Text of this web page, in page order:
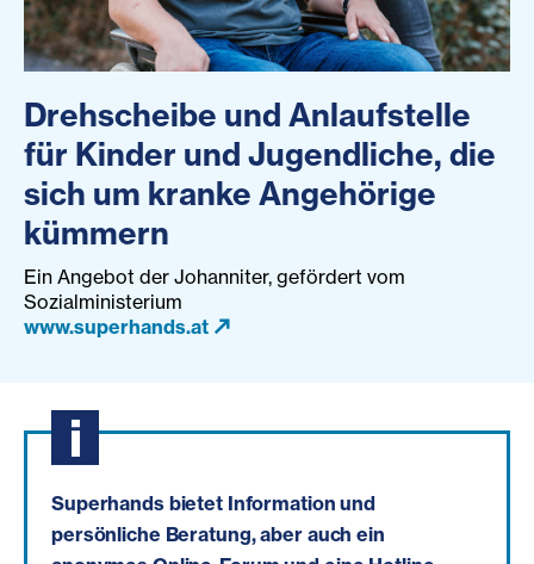
Drehscheibe und Anlaufstelle
für Kinder und Jugendliche, die
sich um kranke Angehörige
kümmern
Ein Angebot der Johanniter, gefördert vom
Sozialministerium
www.superhands.at
Superhands bietet Information und
persönliche Beratung, aber auch ein